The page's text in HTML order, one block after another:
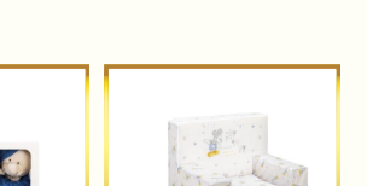
variaties.
Deze